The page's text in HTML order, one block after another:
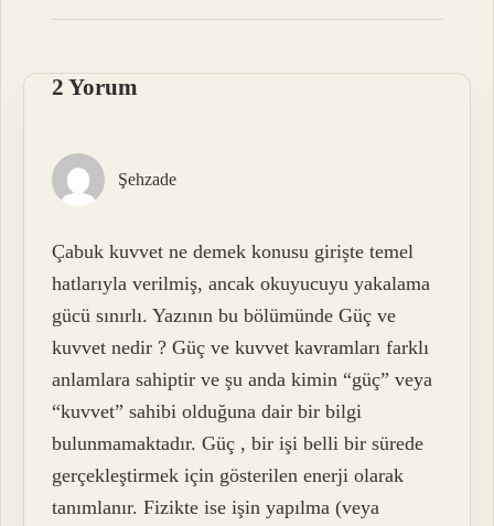
2 Yorum
Şehzade
Çabuk kuvvet ne demek konusu girişte temel
hatlarıyla verilmiş, ancak okuyucuyu yakalama
gücü sınırlı. Yazının bu bölümünde Güç ve
kuvvet nedir ? Güç ve kuvvet kavramları farklı
anlamlara sahiptir ve şu anda kimin “güç” veya
“kuvvet” sahibi olduğuna dair bir bilgi
bulunmamaktadır. Güç , bir işi belli bir sürede
gerçekleştirmek için gösterilen enerji olarak
tanımlanır. Fizikte ise işin yapılma (veya